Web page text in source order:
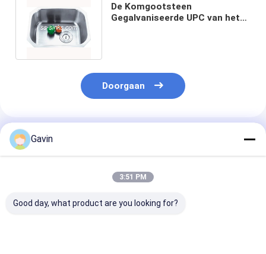
De Komgootsteen
Gegalvaniseerde UPC van het
Doorgaan
Geadviseerde Producten
Gavin
3:51 PM
Good day, what product are you looking for?